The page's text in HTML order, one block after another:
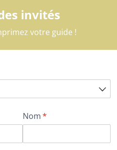
invités
votre guide !
Nom *
(requis)